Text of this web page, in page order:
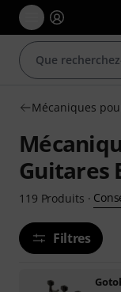
Mécaniques
Guitares
119 Produits ·
Filtres